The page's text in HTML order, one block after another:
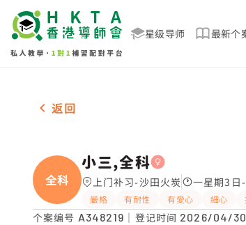
星级导师 最新个
女-1名 小三,全科，沙田火炭 补习推介
返回
全科
小三,全科
上门补习-沙田火炭 一星期3日
嚴格 有耐性 有愛心 細心
个案编号 A348219 ｜登记时间 2026/04/30